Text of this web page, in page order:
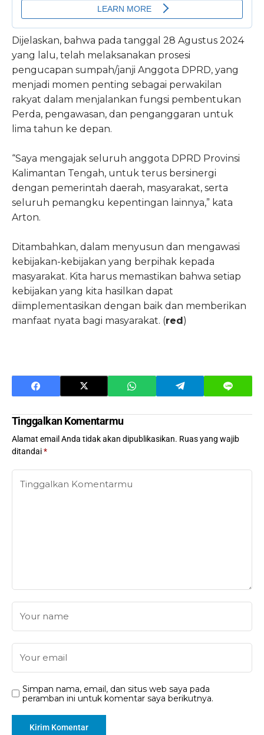
Dijelaskan, bahwa pada tanggal 28 Agustus 2024
yang lalu, telah melaksanakan prosesi
pengucapan sumpah/janji Anggota DPRD, yang
menjadi momen penting sebagai perwakilan
rakyat dalam menjalankan fungsi pembentukan
Perda, pengawasan, dan penganggaran untuk
lima tahun ke depan.
“Saya mengajak seluruh anggota DPRD Provinsi
Kalimantan Tengah, untuk terus bersinergi
dengan pemerintah daerah, masyarakat, serta
seluruh pemangku kepentingan lainnya,” kata
Arton.
Ditambahkan, dalam menyusun dan mengawasi
kebijakan-kebijakan yang berpihak kepada
masyarakat. Kita harus memastikan bahwa setiap
kebijakan yang kita hasilkan dapat
diimplementasikan dengan baik dan memberikan
manfaat nyata bagi masyarakat. (red)
Tinggalkan Komentarmu
Alamat email Anda tidak akan dipublikasikan. Ruas yang wajib
ditandai*
Simpan nama, email, dan situs web saya pada
peramban ini untuk komentar saya berikutnya.